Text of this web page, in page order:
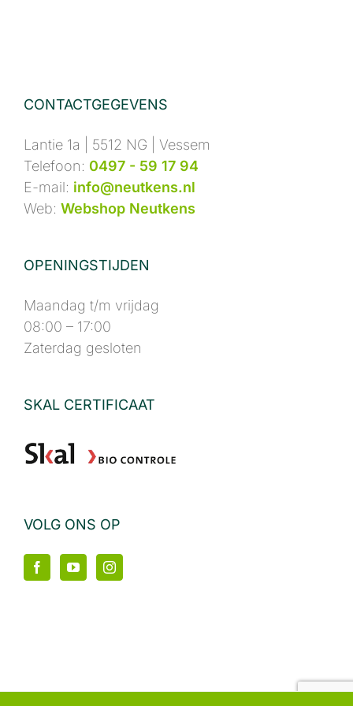
CONTACTGEGEVENS
Lantie 1a | 5512 NG | Vessem
Telefoon: 0497 - 59 17 94
E-mail: info@neutkens.nl
Web: Webshop Neutkens
OPENINGSTIJDEN
Maandag t/m vrijdag
08:00 – 17:00
Zaterdag gesloten
SKAL CERTIFICAAT
VOLG ONS OP